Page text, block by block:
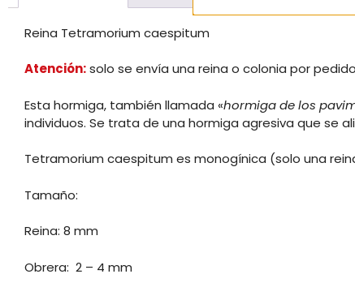
Reina Tetramorium caespitum
Atención:solo se envía una reina o colonia por
Esta hormiga, también llamada «hormiga de los
individuos. Se trata de una hormiga agresiva que se
Tetramorium caespitum es monogínica (solo una
Tamaño:
Reina: 8 mm
Obrera: 2 – 4 mm